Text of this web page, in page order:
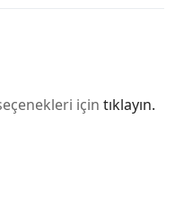
için tıklayın.